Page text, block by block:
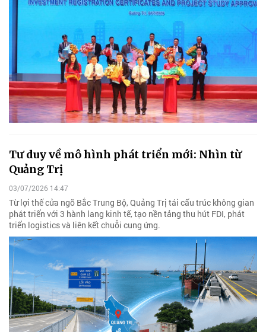
Tư duy về mô hình phát triển mới: Nhìn từ
Quảng Trị
03/07/2026 14:47
Từ lợi thế cửa ngõ Bắc Trung Bộ, Quảng Trị tái cấu trúc không gian
phát triển với 3 hành lang kinh tế, tạo nền tảng thu hút FDI, phát
triển logistics và liên kết chuỗi cung ứng.